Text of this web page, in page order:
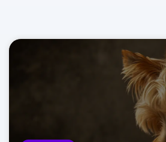
Contactar por
Whatsapp